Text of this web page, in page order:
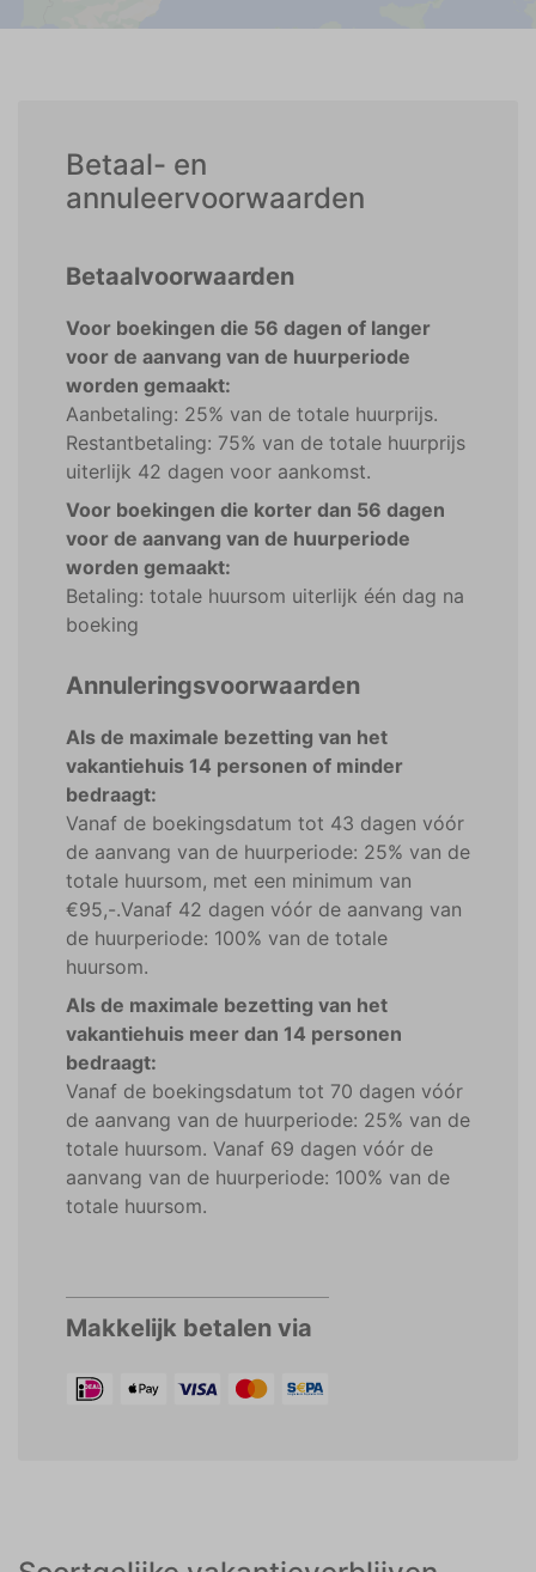
Betaal- en
annuleervoorwaarden
Betaalvoorwaarden
Voor boekingen die 56 dagen of langer
voor de aanvang van de huurperiode
worden gemaakt:
Aanbetaling: 25% van de totale huurprijs.
Restantbetaling: 75% van de totale huurprijs
uiterlijk 42 dagen voor aankomst.
Voor boekingen die korter dan 56 dagen
voor de aanvang van de huurperiode
worden gemaakt:
Betaling: totale huursom uiterlijk één dag na
boeking
Annuleringsvoorwaarden
Als de maximale bezetting van het
vakantiehuis 14 personen of minder
bedraagt:
Vanaf de boekingsdatum tot 43 dagen vóór
de aanvang van de huurperiode: 25% van de
totale huursom, met een minimum van
€95,-.Vanaf 42 dagen vóór de aanvang van
de huurperiode: 100% van de totale
huursom.
Als de maximale bezetting van het
vakantiehuis meer dan 14 personen
bedraagt:
Vanaf de boekingsdatum tot 70 dagen vóór
de aanvang van de huurperiode: 25% van de
totale huursom. Vanaf 69 dagen vóór de
aanvang van de huurperiode: 100% van de
totale huursom.
Makkelijk betalen via